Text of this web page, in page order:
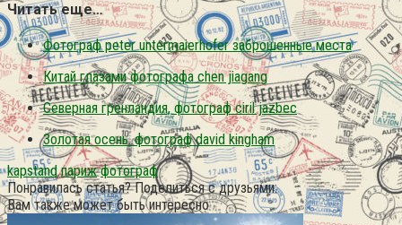
Читать еще…
Фотограф peter untermaierhofer заброшенные места
Китай глазами фотографа chen jiagang
Северная гренландия, фотограф ciril jazbec
Золотая осень. фотограф david kingham
kapstand париж фотограф
Понравилась статья? Поделиться с друзьями:
Вам также может быть интересно